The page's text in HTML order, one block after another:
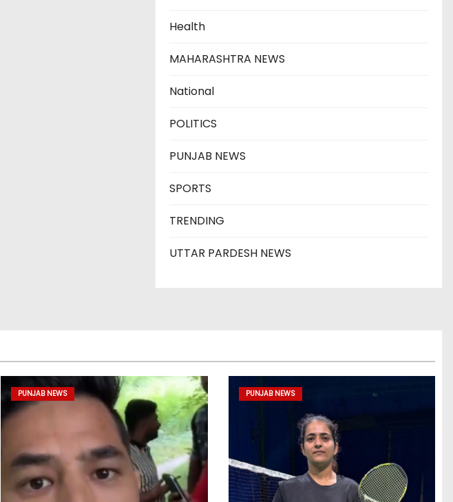
Health
MAHARASHTRA NEWS
National
POLITICS
PUNJAB NEWS
SPORTS
TRENDING
UTTAR PARDESH NEWS
PUNJAB NEWS PUNJAB NEWS